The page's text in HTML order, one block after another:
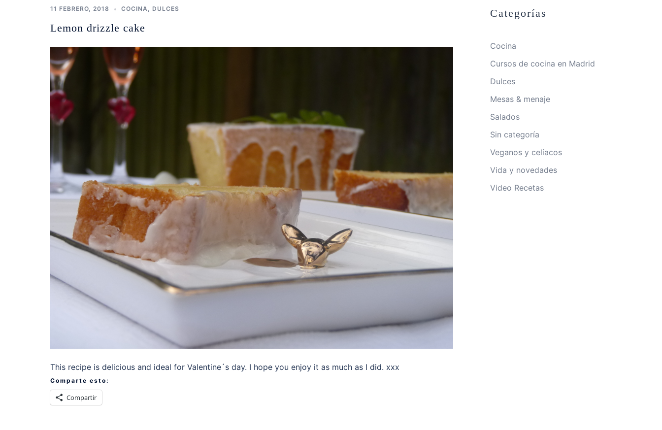
11 FEBRERO, 2018 COCINA, DULCES
Lemon drizzle cake
This recipe is delicious and ideal for Valentine´s day. I hope you enjoy it as much as I did. xxx
Comparte esto:
Compartir
Categorías
Cocina
Cursos de cocina en Madrid
Dulces
Mesas & menaje
Salados
Sin categoría
Veganos y celíacos
Vida y novedades
Video Recetas